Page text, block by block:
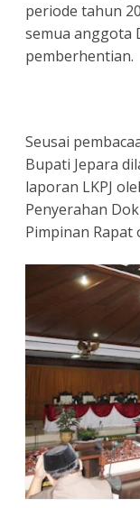
periode tahun
semua anggota
pemberhentian.
Seusai
Bupati Jepara
laporan LKPJ
Penyerahan
Pimpinan Rapat